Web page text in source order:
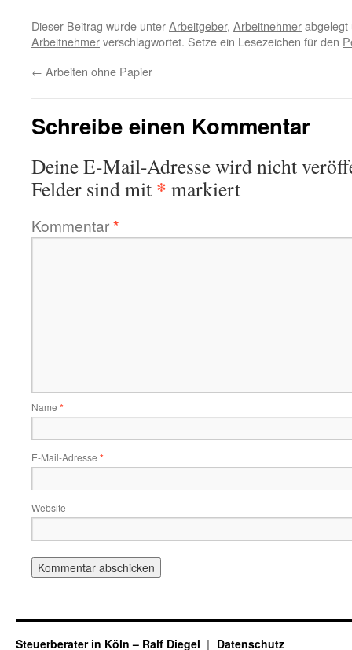
Dieser Beitrag wurde unterArbeitgeber, Arbeitnehmer
Arbeitnehmerverschlagwortet. Setze ein Lesezeichen für den
← Arbeiten ohne Papier
Schreibe einen Kommentar
Deine E-Mail-Adresse wird nicht
Felder sind mit * markiert
Kommentar*
Name *
E-Mail-Adresse *
Website
Steuerberater in Köln – Ralf Diegel Datenschutz